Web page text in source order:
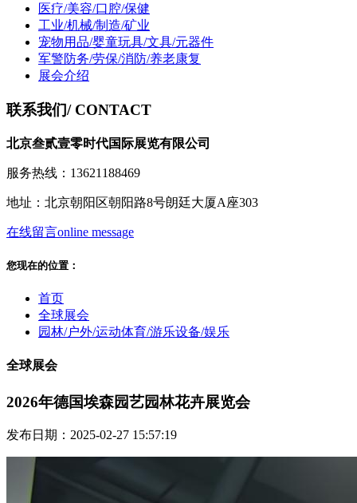
医疗/美容/口腔/保健
工业/机械/制造/矿业
宠物用品/婴童玩具/文具/元器件
军警防务/劳保/消防/养老康复
展会介绍
联系我们/ CONTACT
北京叁贰壹零时代国际展览有限公司
服务热线：13621188469
地址：北京朝阳区朝阳路8号朗廷大厦A座303
在线留言online message
您现在的位置：
首页
全球展会
园林/户外/运动体育/游乐设备/娱乐
全球展会
2026年德国埃森园艺园林花卉展览会
发布日期：2025-02-27 15:57:19